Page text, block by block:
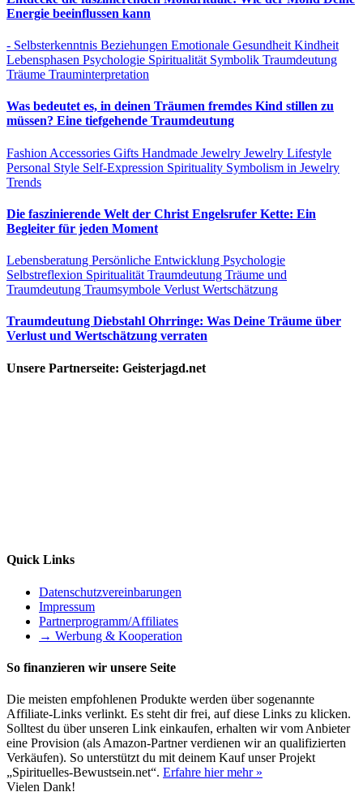
Energie beeinflussen kann
- Selbsterkenntnis Beziehungen Emotionale Gesundheit Kindheit
Lebensphasen Psychologie Spiritualität Symbolik Traumdeutung
Träume Trauminterpretation
Was bedeutet es, in deinen Träumen fremdes Kind stillen zu
müssen? Eine tiefgehende Traumdeutung
Fashion Accessories Gifts Handmade Jewelry Jewelry Lifestyle
Personal Style Self-Expression Spirituality Symbolism in Jewelry
Trends
Die faszinierende Welt der Christ Engelsrufer Kette: Ein
Begleiter für jeden Moment
Lebensberatung Persönliche Entwicklung Psychologie
Selbstreflexion Spiritualität Traumdeutung Träume und
Traumdeutung Traumsymbole Verlust Wertschätzung
Traumdeutung Diebstahl Ohrringe: Was Deine Träume über
Verlust und Wertschätzung verraten
Unsere Partnerseite: Geisterjagd.net
Quick Links
Datenschutzvereinbarungen
Impressum
Partnerprogramm/Affiliates
→ Werbung & Kooperation
So finanzieren wir unsere Seite
Die meisten empfohlenen Produkte werden über sogenannte
Affiliate-Links verlinkt. Es steht dir frei, auf diese Links zu klicken.
Solltest du über unseren Link einkaufen, erhalten wir vom Anbieter
eine Provision (als Amazon-Partner verdienen wir an qualifizierten
Verkäufen). So unterstützt du mit deinem Kauf unser Projekt
„Spirituelles-Bewustsein.net“. Erfahre hier mehr »
Vielen Dank!